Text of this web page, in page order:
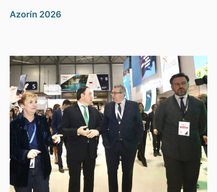
Azorín 2026